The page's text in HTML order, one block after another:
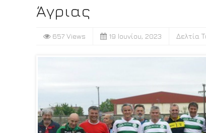
Άγριας
657 Views 19 Ιουνίου, 2023 Δελτία